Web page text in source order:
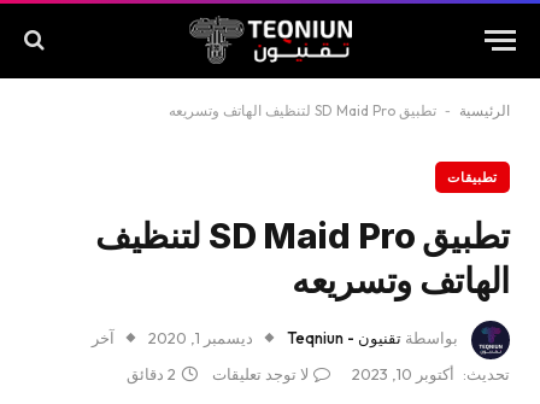
الرئيسية - تطبيق SD Maid Pro لتنظيف الهاتف وتسريعه
تطبيقات
تطبيق SD Maid Pro لتنظيف
الهاتف وتسريعه
بواسطة تقنيون - Teqniun ديسمبر 1, 2020
آخر
تحديث:
أكتوبر 10, 2023 لا توجد تعليقات 2 دقائق